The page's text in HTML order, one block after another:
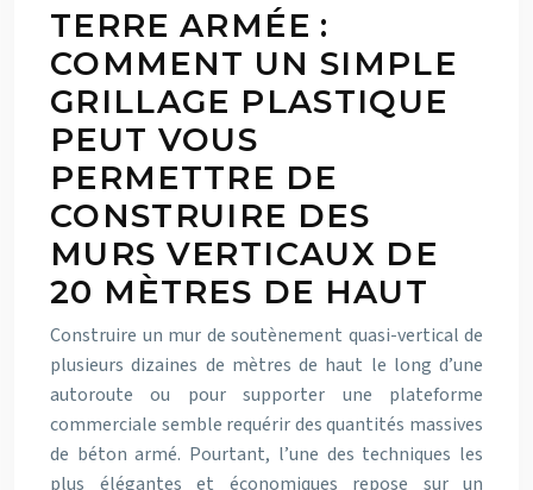
TERRE ARMÉE :
COMMENT UN SIMPLE
GRILLAGE PLASTIQUE
PEUT VOUS
PERMETTRE DE
CONSTRUIRE DES
MURS VERTICAUX DE
20 MÈTRES DE HAUT
Construire un mur de soutènement quasi-vertical de
plusieurs dizaines de mètres de haut le long d’une
autoroute ou pour supporter une plateforme
commerciale semble requérir des quantités massives
de béton armé. Pourtant, l’une des techniques les
plus élégantes et économiques repose sur un